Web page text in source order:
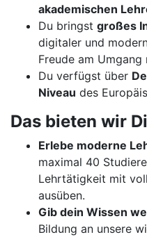
akademischen
Du bringst großes
digitaler und
Freude am
Du verfügst über
Niveau des
Das bieten wir
Erlebe moderne
maximal 40
Lehrtätigkeit mit
ausüben.
Gib dein Wissen
Bildung an unsere